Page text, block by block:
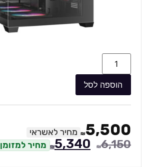
הוספה לסל
₪5,500 מחיר לאשראי
₪6,150
₪5,340 מחיר למזומן